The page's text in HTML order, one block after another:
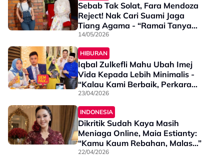
Sebab Tak Solat, Fara Mendoza
Reject! Nak Cari Suami Jaga
Tiang Agama - “Ramai Tanya
Kenapa Tak Kahwin Dengan
Dia…”
14/05/2026
HIBURAN
Iqbal Zulkefli Mahu Ubah Imej
Vida Kepada Lebih Minimalis -
“Kalau Kami Berbaik, Perkara
Pertama Saya Nak Buat…”
23/04/2026
INDONESIA
Dikritik Sudah Kaya Masih
Meniaga Online, Maia Estianty:
“Kamu Kaum Rebahan, Malas…”
22/04/2026